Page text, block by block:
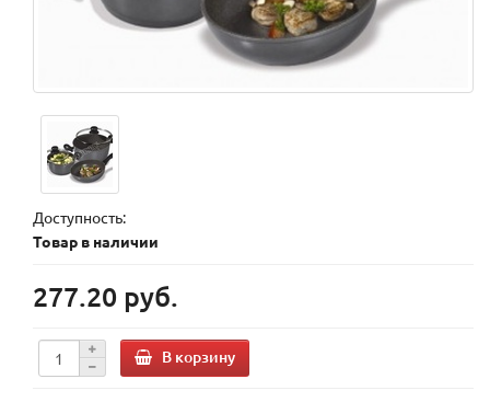
Доступность:
Товар в наличии
277.20 руб.
В корзину